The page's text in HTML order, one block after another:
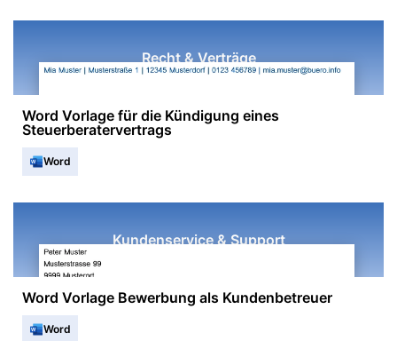
Recht & Verträge
Word Vorlage für die Kündigung eines
Steuerberatervertrags
Word
Kundenservice & Support
Word Vorlage Bewerbung als Kundenbetreuer
Word